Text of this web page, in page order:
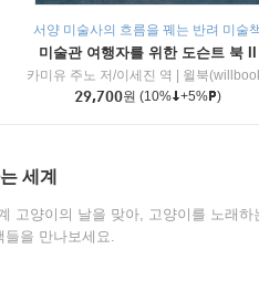
서양 미술사의 흐름을 꿰는 반려 미술
미술관 여행자를 위한 도슨트 북 II
카미유 주노 저/이세진 역
윌북
29,700원 (10% +5% )
세계
고양이의 날을 맞아, 고양이를 노래하
들을 만나보세요.